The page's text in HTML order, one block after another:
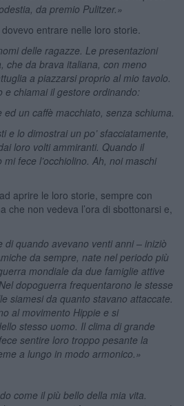
da premio Pulitzer.»
entrare nelle loro storie.
delle ragazze. Le presentazioni
che da brava italiana, con meno
a piazzarsi proprio al mio tavolo.
e chiamai il gestore ordinando:
un caffè macchiato, senza schiuma.
e lo dimostrai un po’ sfacciatamente,
loro volti ammiranti. Quando il
fece l’occhiolino. Ah, noi maschi
aprire le loro storie, sempre con
che non vedeva l’ora di sbottonarsi e,
di quando avevano venti anni – iniziò
da sempre, nate nel periodo più
mondiale da due famiglie attive
dopoguerra frequentarono le stesse
siamesi da quanto stavano attaccate.
al movimento Hippie e si
stesso uomo. Il clima di grande
sentire loro troppo pesante la
a lungo in modo armonico.»
come il più bello della mia vita.